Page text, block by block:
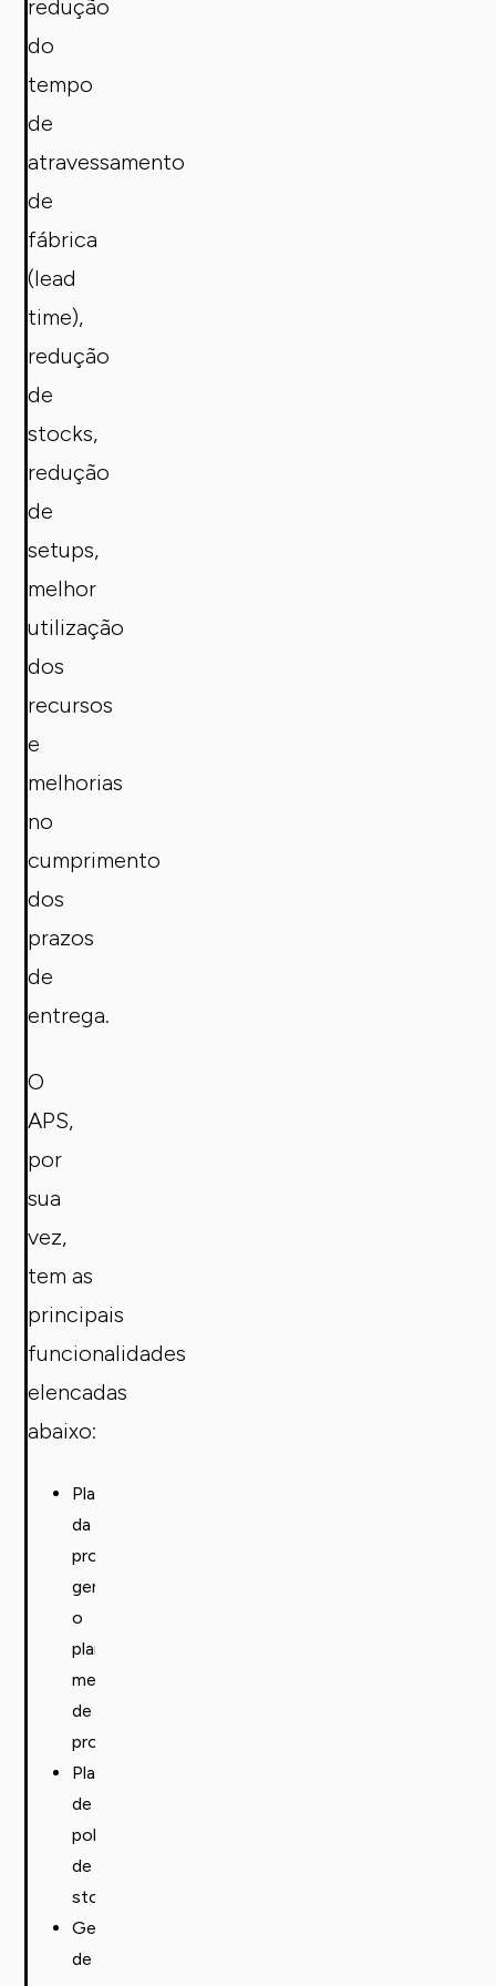
redução
do
tempo
de
atravessamento
de
fábrica
(lead
time),
redução
de
stocks,
redução
de
setups,
melhor
utilização
dos
recursos
e
melhorias
no
cumprimento
dos
prazos
de
entrega.
O
APS,
por
sua
vez,
tem as
principais
funcionalidades
elencadas
abaixo:
Planeamento
da
produção
gerando
o
plano
mestre
de
produção;
Planeamento
de
políticas
de
stock;
Geração
de